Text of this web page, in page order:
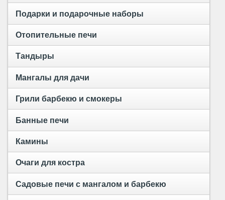
Подарки и подарочные наборы
Отопительные печи
Тандыры
Мангалы для дачи
Грили барбекю и смокеры
Банные печи
Камины
Очаги для костра
Садовые печи с мангалом и барбекю